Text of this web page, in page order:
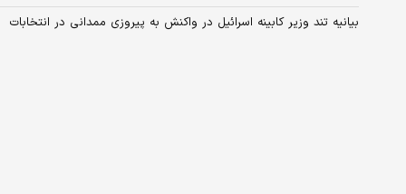
بیانیه تند وزیر کابینه اسرائیل در واکنش به پیروزی ممدانی در انتخابات